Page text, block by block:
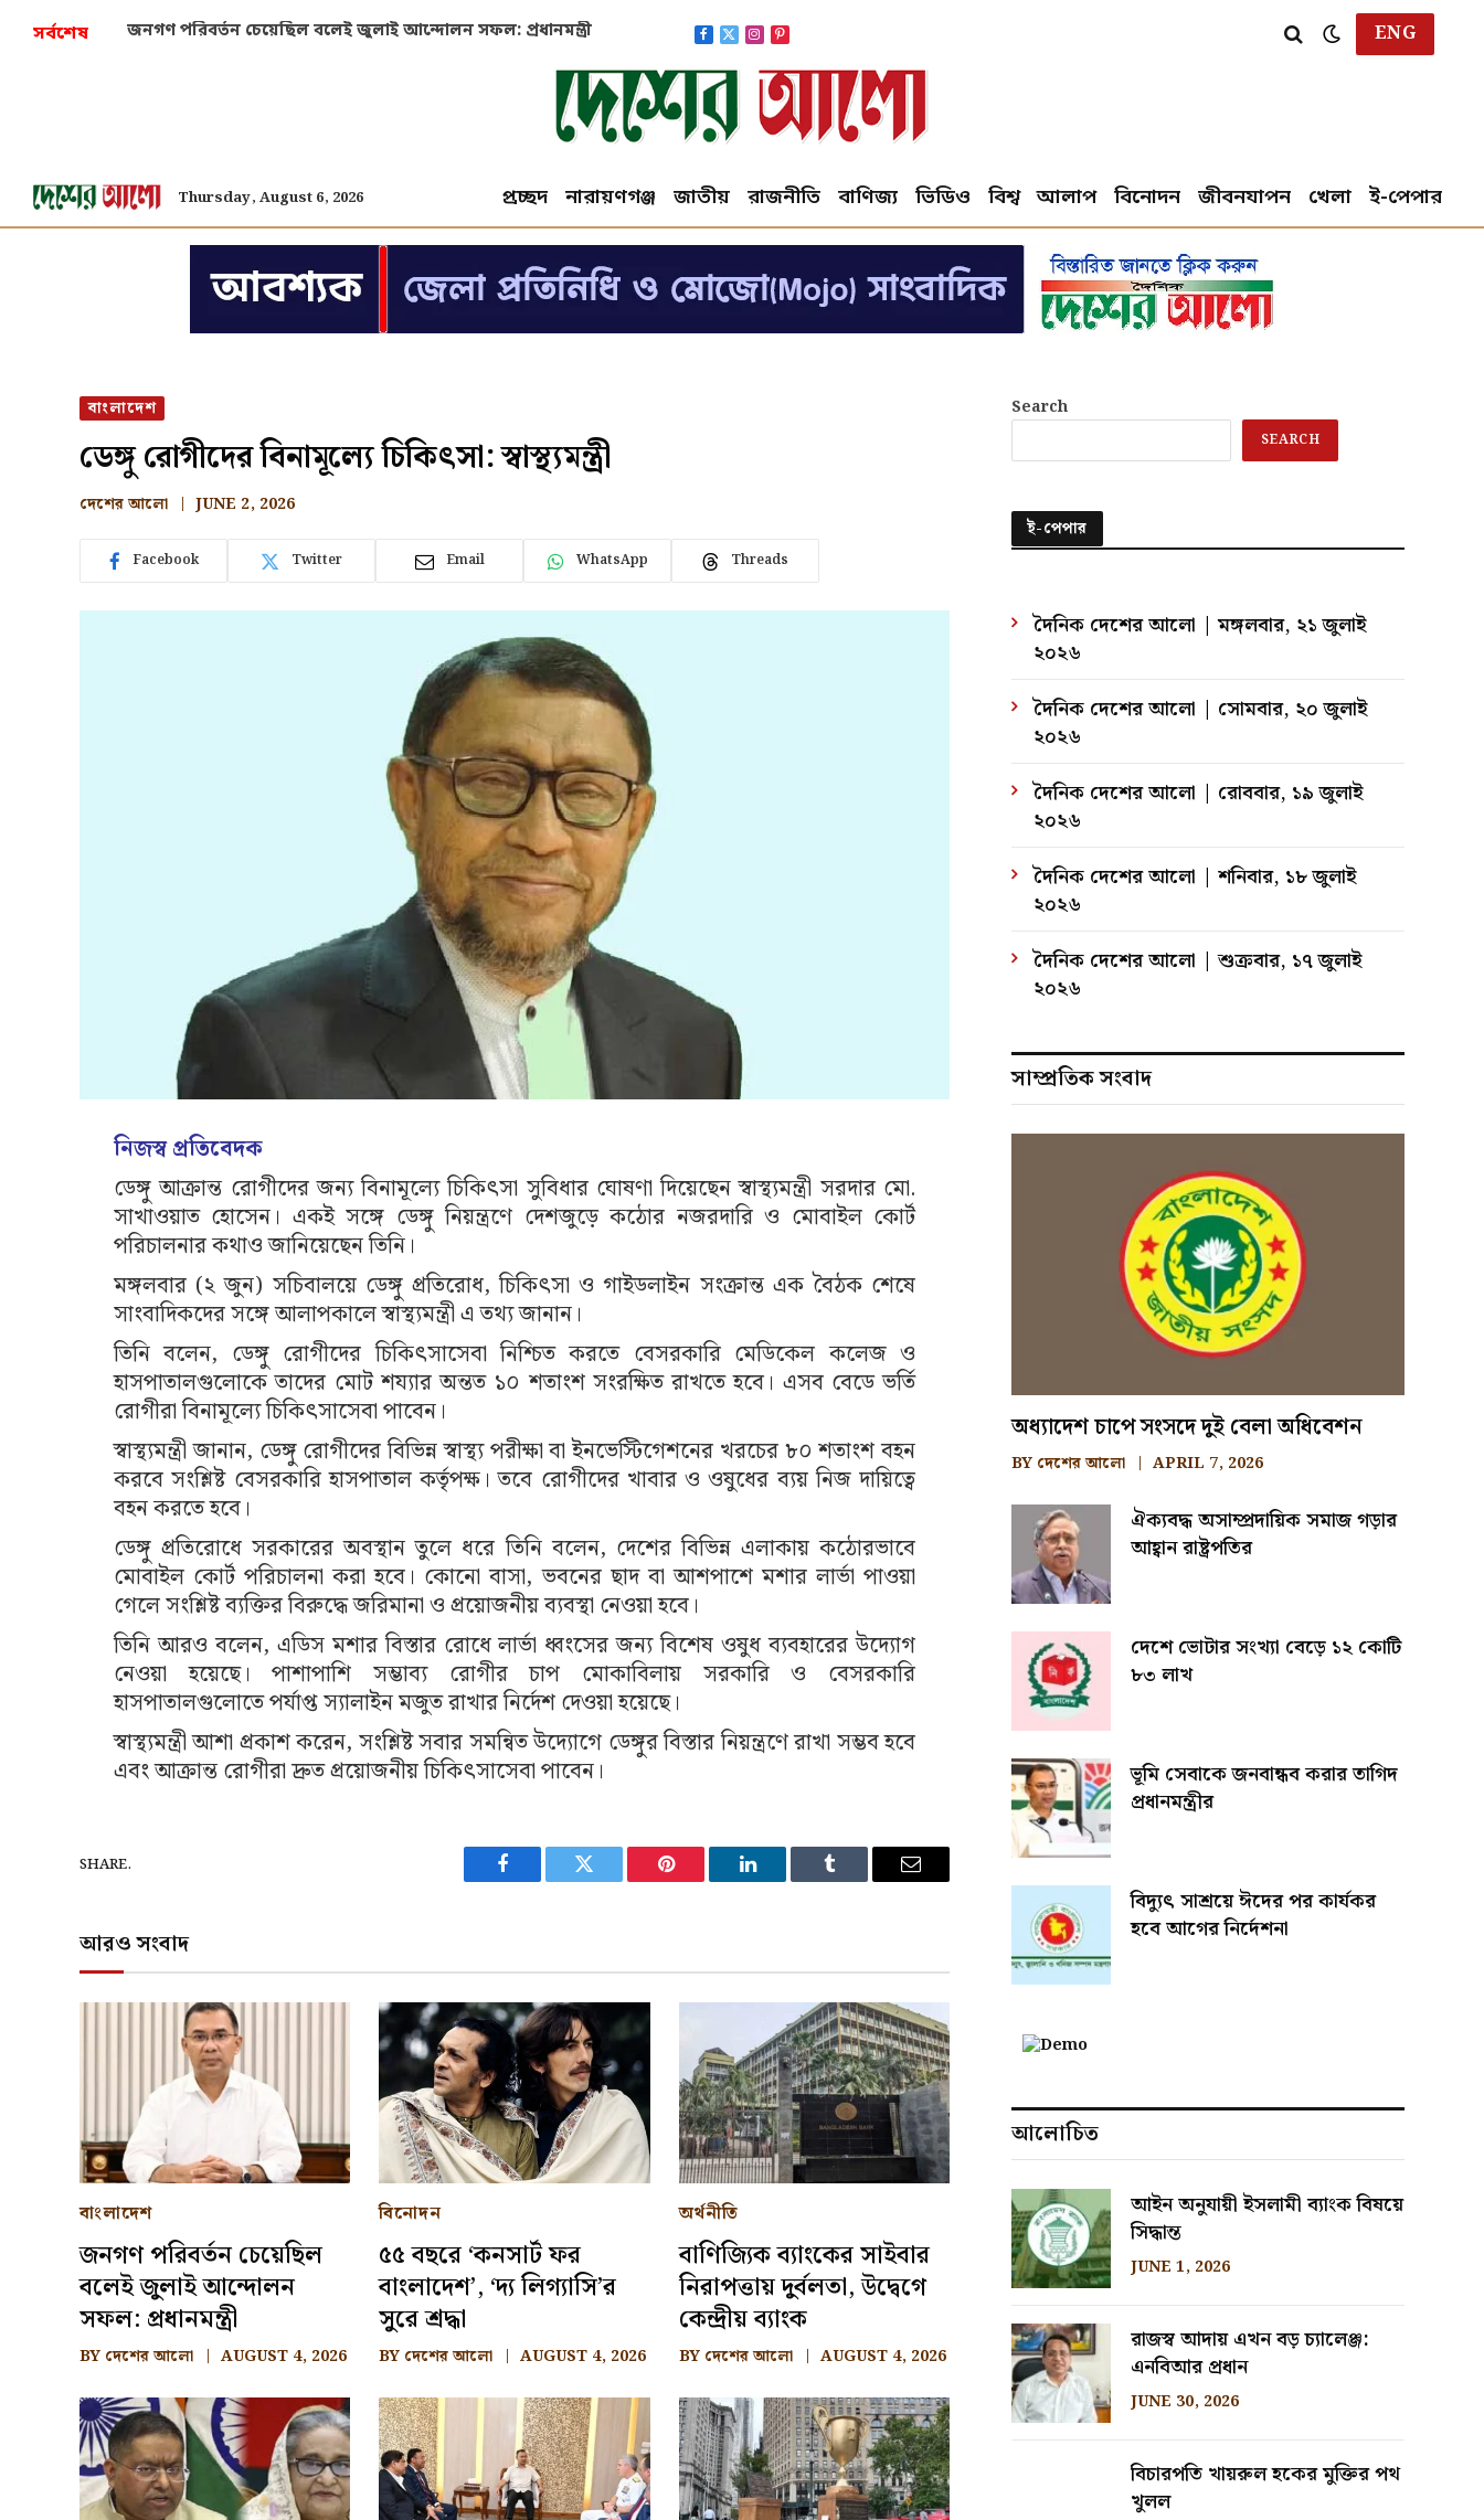
সর্বশেষ জনগণ পরিবর্তন চেয়েছিল বলেই জুলাই আন্দোলন সফল: প্রধানমন্ত্রী
Facebook
X
(Twitter)
Instagram
Pinterest ENG
Thursday, August 6, 2026 প্রচ্ছদ নারায়ণগঞ্জ জাতীয় রাজনীতি বাণিজ্য ভিডিও বিশ্ব আলাপ বিনোদন জীবনযাপন খেলা ই-পেপার
বাংলাদেশ
ডেঙ্গু রোগীদের বিনামূল্যে চিকিৎসা: স্বাস্থ্যমন্ত্রী
দেশের আলো JUNE 2, 2026
Facebook Twitter Email WhatsApp Threads
নিজস্ব প্রতিবেদক
ডেঙ্গু আক্রান্ত রোগীদের জন্য বিনামূল্যে চিকিৎসা সুবিধার ঘোষণা দিয়েছেন স্বাস্থ্যমন্ত্রী সরদার মো.
সাখাওয়াত হোসেন। একই সঙ্গে ডেঙ্গু নিয়ন্ত্রণে দেশজুড়ে কঠোর নজরদারি ও মোবাইল কোর্ট
পরিচালনার কথাও জানিয়েছেন তিনি।
মঙ্গলবার (২ জুন) সচিবালয়ে ডেঙ্গু প্রতিরোধ, চিকিৎসা ও গাইডলাইন সংক্রান্ত এক বৈঠক শেষে
সাংবাদিকদের সঙ্গে আলাপকালে স্বাস্থ্যমন্ত্রী এ তথ্য জানান।
তিনি বলেন, ডেঙ্গু রোগীদের চিকিৎসাসেবা নিশ্চিত করতে বেসরকারি মেডিকেল কলেজ ও
হাসপাতালগুলোকে তাদের মোট শয্যার অন্তত ১০ শতাংশ সংরক্ষিত রাখতে হবে। এসব বেডে ভর্তি
রোগীরা বিনামূল্যে চিকিৎসাসেবা পাবেন।
স্বাস্থ্যমন্ত্রী জানান, ডেঙ্গু রোগীদের বিভিন্ন স্বাস্থ্য পরীক্ষা বা ইনভেস্টিগেশনের খরচের ৮০ শতাংশ বহন
করবে সংশ্লিষ্ট বেসরকারি হাসপাতাল কর্তৃপক্ষ। তবে রোগীদের খাবার ও ওষুধের ব্যয় নিজ দায়িত্বে
বহন করতে হবে।
ডেঙ্গু প্রতিরোধে সরকারের অবস্থান তুলে ধরে তিনি বলেন, দেশের বিভিন্ন এলাকায় কঠোরভাবে
মোবাইল কোর্ট পরিচালনা করা হবে। কোনো বাসা, ভবনের ছাদ বা আশপাশে মশার লার্ভা পাওয়া
গেলে সংশ্লিষ্ট ব্যক্তির বিরুদ্ধে জরিমানা ও প্রয়োজনীয় ব্যবস্থা নেওয়া হবে।
তিনি আরও বলেন, এডিস মশার বিস্তার রোধে লার্ভা ধ্বংসের জন্য বিশেষ ওষুধ ব্যবহারের উদ্যোগ
নেওয়া হয়েছে। পাশাপাশি সম্ভাব্য রোগীর চাপ মোকাবিলায় সরকারি ও বেসরকারি
হাসপাতালগুলোতে পর্যাপ্ত স্যালাইন মজুত রাখার নির্দেশ দেওয়া হয়েছে।
স্বাস্থ্যমন্ত্রী আশা প্রকাশ করেন, সংশ্লিষ্ট সবার সমন্বিত উদ্যোগে ডেঙ্গুর বিস্তার নিয়ন্ত্রণে রাখা সম্ভব হবে
এবং আক্রান্ত রোগীরা দ্রুত প্রয়োজনীয় চিকিৎসাসেবা পাবেন।
SHARE.
Facebook Twitter Pinterest LinkedIn Tumblr Email
আরও সংবাদ
বাংলাদেশ
জনগণ পরিবর্তন চেয়েছিল
বলেই জুলাই আন্দোলন
সফল: প্রধানমন্ত্রী
BY দেশের আলো AUGUST 4, 2026
বিনোদন
৫৫ বছরে ‘কনসার্ট ফর
বাংলাদেশ’, ‘দ্য লিগ্যাসি’র
সুরে শ্রদ্ধা
BY দেশের আলো AUGUST 4, 2026
অর্থনীতি
বাণিজ্যিক ব্যাংকের সাইবার
নিরাপত্তায় দুর্বলতা, উদ্বেগে
কেন্দ্রীয় ব্যাংক
BY দেশের আলো AUGUST 4, 2026
Search
SEARCH
ই-পেপার
দৈনিক দেশের আলো | মঙ্গলবার, ২১ জুলাই
২০২৬
দৈনিক দেশের আলো | সোমবার, ২০ জুলাই
২০২৬
দৈনিক দেশের আলো | রোববার, ১৯ জুলাই
২০২৬
দৈনিক দেশের আলো | শনিবার, ১৮ জুলাই
২০২৬
দৈনিক দেশের আলো | শুক্রবার, ১৭ জুলাই
২০২৬
সাম্প্রতিক সংবাদ
অধ্যাদেশ চাপে সংসদে দুই বেলা অধিবেশন
BY দেশের আলো APRIL 7, 2026
ঐক্যবদ্ধ অসাম্প্রদায়িক সমাজ গড়ার
আহ্বান রাষ্ট্রপতির
দেশে ভোটার সংখ্যা বেড়ে ১২ কোটি
৮৩ লাখ
ভূমি সেবাকে জনবান্ধব করার তাগিদ
প্রধানমন্ত্রীর
বিদ্যুৎ সাশ্রয়ে ঈদের পর কার্যকর
হবে আগের নির্দেশনা
আলোচিত
আইন অনুযায়ী ইসলামী ব্যাংক বিষয়ে
সিদ্ধান্ত
JUNE 1, 2026
রাজস্ব আদায় এখন বড় চ্যালেঞ্জ:
এনবিআর প্রধান
JUNE 30, 2026
বিচারপতি খায়রুল হকের মুক্তির পথ
খুলল